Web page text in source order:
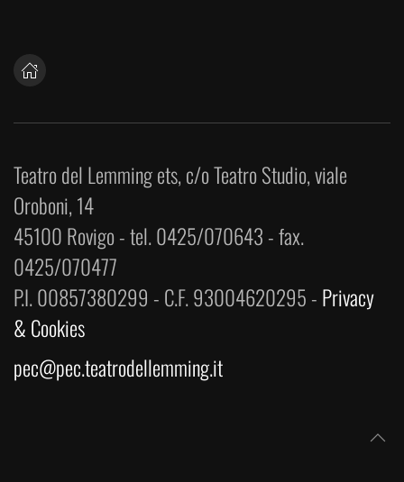
Teatro del Lemming ets, c/o Teatro Studio, viale
Oroboni, 14
45100 Rovigo - tel. 0425/070643 - fax.
0425/070477
P.I. 00857380299 - C.F. 93004620295 - Privacy
& Cookies
pec@pec.teatrodellemming.it